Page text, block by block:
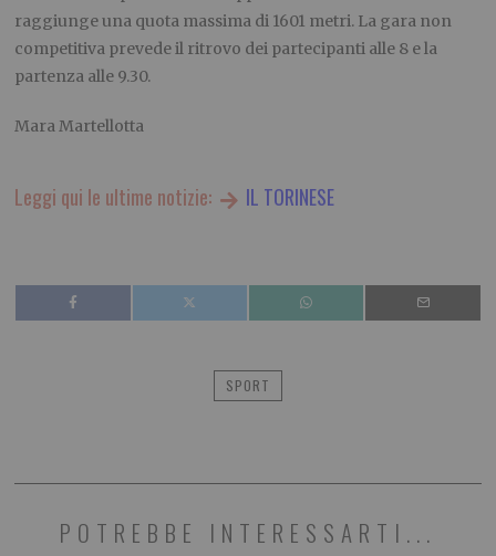
raggiunge una quota massima di 1601 metri. La gara non
competitiva prevede il ritrovo dei partecipanti alle 8 e la
partenza alle 9.30.
Mara Martellotta
Leggi qui le ultime notizie: IL TORINESE
SPORT
POTREBBE INTERESSARTI...